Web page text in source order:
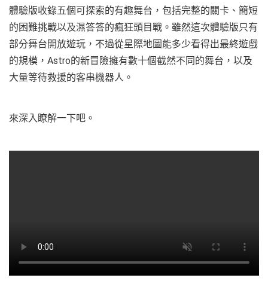
體驗版收錄五個可探索的有趣舞台，包括完整的關卡、簡短
的困難挑戰以及濕答答的瘋狂頭目戰。雖然這次體驗版只有
部分舞台開放遊玩，不過從星際地圖能多少看得出最終遊戲
的規模，Astro的新冒險擁有數十個截然不同的舞台，以及
大量等待救援的客串機器人。
來深入瞭解一下吧。